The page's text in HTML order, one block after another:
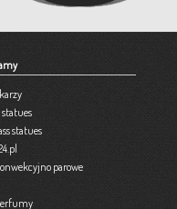
statues
parowe